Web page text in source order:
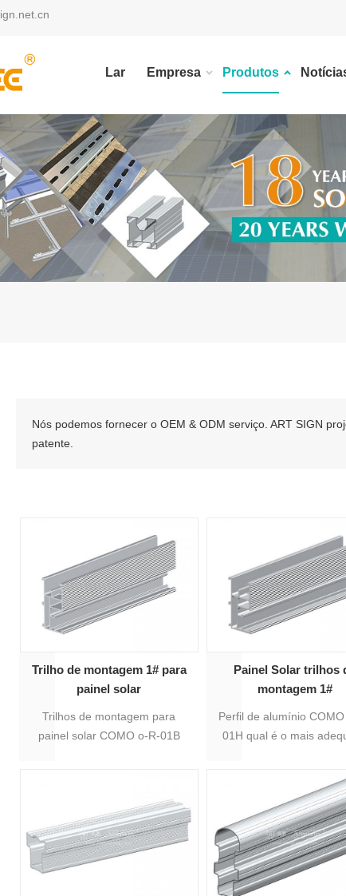
Lar Empresa Produtos
Nós podemos fornecer o OEM & ODM serviço. ART SIGN
patente.
Trilho de montagem 1# para
painel solar
Trilhos de montagem para
painel solar COMO o-R-01B
tamanho de perfil para a opção,
de tamanho diferente do trilho
de alumínio é adequado para
diferentes força pedido.
Painel Solar trilhos
montagem 1#
Perfil de alumínio
01H qual é o mais
montagem do
enquanto tem vários
de perfil para a
tamanho diferente do
alumínio é adequado
diferentes força